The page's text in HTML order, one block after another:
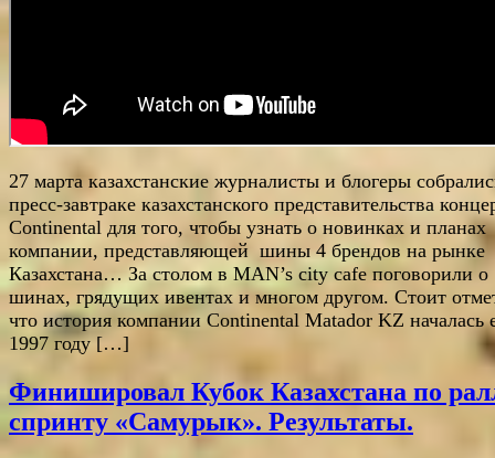
27 марта казахстанские журналисты и блогеры
пресс-завтраке казахстанского представительства
Continental для того, чтобы узнать о новинках и планах
компании, представляющей шины 4 брендов на рынке
Казахстана… За столом в MAN’s city cafe поговорили о
шинах, грядущих ивентах и многом другом. Стоит
что история компании Continental Matador KZ началась
1997 году […]
Финишировал Кубок Казахстана по
спринту «Самурык». Результаты.